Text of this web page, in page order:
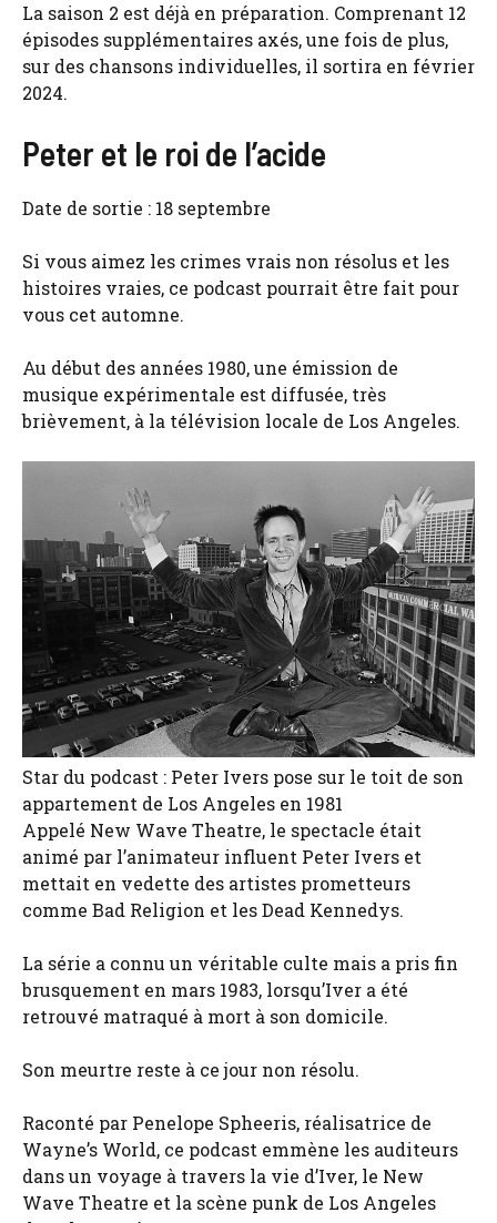
La saison 2 est déjà en préparation. Comprenant 12
épisodes supplémentaires axés, une fois de plus,
sur des chansons individuelles, il sortira en février
2024.
Peter et le roi de l’acide
Date de sortie : 18 septembre
Si vous aimez les crimes vrais non résolus et les
histoires vraies, ce podcast pourrait être fait pour
vous cet automne.
Au début des années 1980, une émission de
musique expérimentale est diffusée, très
brièvement, à la télévision locale de Los Angeles.
Star du podcast : Peter Ivers pose sur le toit de son
appartement de Los Angeles en 1981
Appelé New Wave Theatre, le spectacle était
animé par l’animateur influent Peter Ivers et
mettait en vedette des artistes prometteurs
comme Bad Religion et les Dead Kennedys.
La série a connu un véritable culte mais a pris fin
brusquement en mars 1983, lorsqu’Iver a été
retrouvé matraqué à mort à son domicile.
Son meurtre reste à ce jour non résolu.
Raconté par Penelope Spheeris, réalisatrice de
Wayne’s World, ce podcast emmène les auditeurs
dans un voyage à travers la vie d’Iver, le New
Wave Theatre et la scène punk de Los Angeles